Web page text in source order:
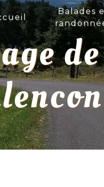
Balades
des cookies